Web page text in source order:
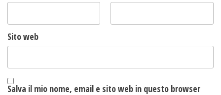
Sito web
Salva il mio nome, email e sito web in questo browser